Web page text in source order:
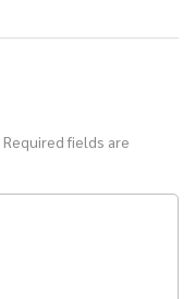
Required fields are